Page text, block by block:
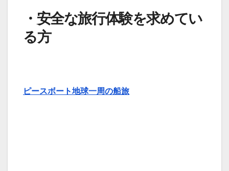
・安全な旅行体験を求めてい
る方
ピースボート地球一周の船旅